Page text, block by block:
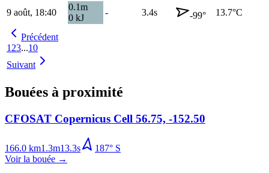
9 août, 18:40
0.1m
0 kJ
- 3.4s -99° 13.7°C
Précédent
1 23...10
Suivant
Bouées à proximité
CFOSAT Copernicus Cell 56.75, -152.50
166.0 km1.3m13.3s 187° S
Voir la bouée →